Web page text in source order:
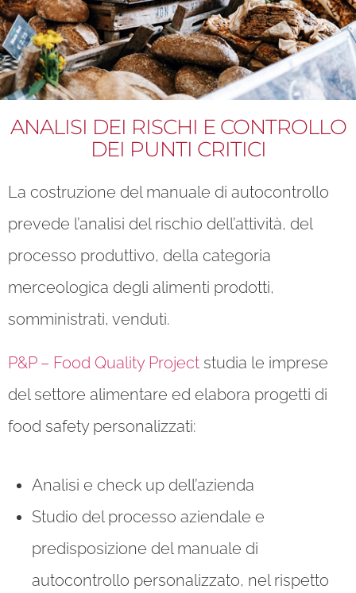
ANALISI DEI RISCHI E CONTROLLO
DEI PUNTI CRITICI
La costruzione del manuale di autocontrollo
prevede l’analisi del rischio dell’attività, del
processo produttivo, della categoria
merceologica degli alimenti prodotti,
somministrati, venduti.
P&P – Food Quality Project studia le imprese
del settore alimentare ed elabora progetti di
food safety personalizzati:
Analisi e check up dell’azienda
Studio del processo aziendale e
predisposizione del manuale di
autocontrollo personalizzato, nel rispetto